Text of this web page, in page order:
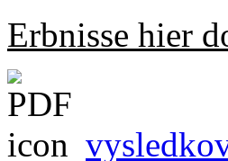
Erbnisse hier